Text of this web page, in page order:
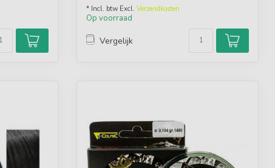
* Incl. btw Excl. Verzendkosten
Op voorraad
Vergelijk